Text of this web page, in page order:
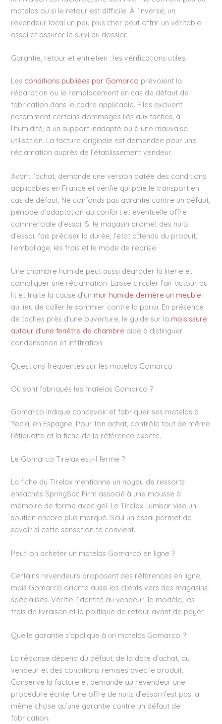
matelas ou si le retour est difficile. À l’inverse, un
revendeur local un peu plus cher peut offrir un véritable
essai et assurer le suivi du dossier.
Garantie, retour et entretien : les vérifications utiles
Les conditions publiées par Gomarco prévoient la
réparation ou le remplacement en cas de défaut de
fabrication dans le cadre applicable. Elles excluent
notamment certains dommages liés aux taches, à
l’humidité, à un support inadapté ou à une mauvaise
utilisation. La facture originale est demandée pour une
réclamation auprès de l’établissement vendeur.
Avant l’achat, demande une version datée des conditions
applicables en France et vérifie qui paie le transport en
cas de défaut. Ne confonds pas garantie contre un défaut,
période d’adaptation au confort et éventuelle offre
commerciale d’essai. Si le magasin promet des nuits
d’essai, fais préciser la durée, l’état attendu du produit,
l’emballage, les frais et le mode de reprise.
Une chambre humide peut aussi dégrader la literie et
compliquer une réclamation. Laisse circuler l’air autour du
lit et traite la cause d’un mur humide derrière un meuble
au lieu de coller le sommier contre la paroi. En présence
de taches près d’une ouverture, le guide sur la moisissure
autour d’une fenêtre de chambre aide à distinguer
condensation et infiltration.
Questions fréquentes sur les matelas Gomarco
Où sont fabriqués les matelas Gomarco ?
Gomarco indique concevoir et fabriquer ses matelas à
Yecla, en Espagne. Pour ton achat, contrôle tout de même
l’étiquette et la fiche de la référence exacte.
Le Gomarco Tirelax est-il ferme ?
La fiche du Tirelax mentionne un noyau de ressorts
ensachés SpringSac Firm associé à une mousse à
mémoire de forme avec gel. Le Tirelax Lumbar vise un
soutien encore plus marqué. Seul un essai permet de
savoir si cette sensation te convient.
Peut-on acheter un matelas Gomarco en ligne ?
Certains revendeurs proposent des références en ligne,
mais Gomarco oriente aussi les clients vers des magasins
spécialisés. Vérifie l’identité du vendeur, le modèle, les
frais de livraison et la politique de retour avant de payer.
Quelle garantie s’applique à un matelas Gomarco ?
La réponse dépend du défaut, de la date d’achat, du
vendeur et des conditions remises avec le produit.
Conserve la facture et demande au revendeur une
procédure écrite. Une offre de nuits d’essai n’est pas la
même chose qu’une garantie contre un défaut de
fabrication.